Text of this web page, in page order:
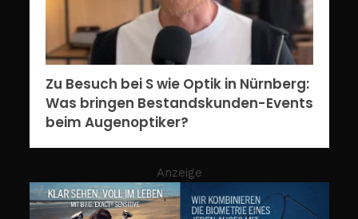
Zu Besuch bei S wie Optik in Nürnberg:
Was bringen Bestandskunden-Events
beim Augenoptiker?
Anzeige